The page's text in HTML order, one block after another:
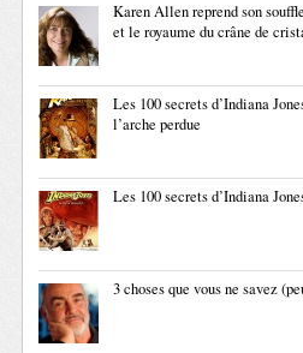
Karen Allen reprend son
et le royaume du crâne de
Les 100 secrets d’Indiana
l’arche perdue
Les 100 secrets d’Indiana
3 choses que vous ne savez